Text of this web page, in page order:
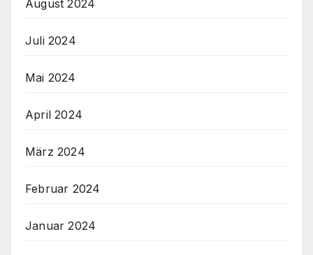
August 2024
Juli 2024
Mai 2024
April 2024
März 2024
Februar 2024
Januar 2024